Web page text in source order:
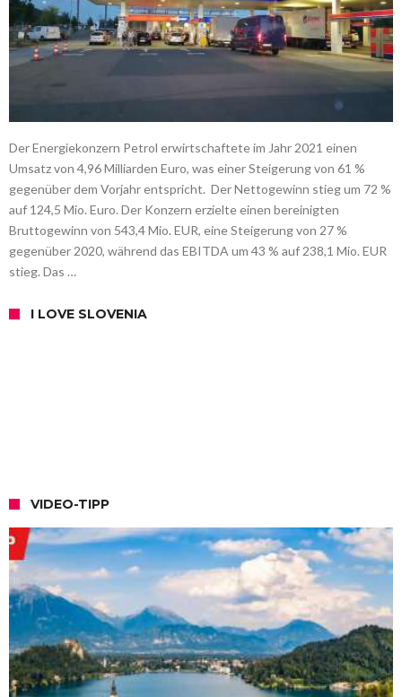
Der Energiekonzern Petrol erwirtschaftete im Jahr 2021 einen
Umsatz von 4,96 Milliarden Euro, was einer Steigerung von 61 %
gegenüber dem Vorjahr entspricht. Der Nettogewinn stieg um 72 %
auf 124,5 Mio. Euro. Der Konzern erzielte einen bereinigten
Bruttogewinn von 543,4 Mio. EUR, eine Steigerung von 27 %
gegenüber 2020, während das EBITDA um 43 % auf 238,1 Mio. EUR
stieg. Das …
I LOVE SLOVENIA
VIDEO-TIPP